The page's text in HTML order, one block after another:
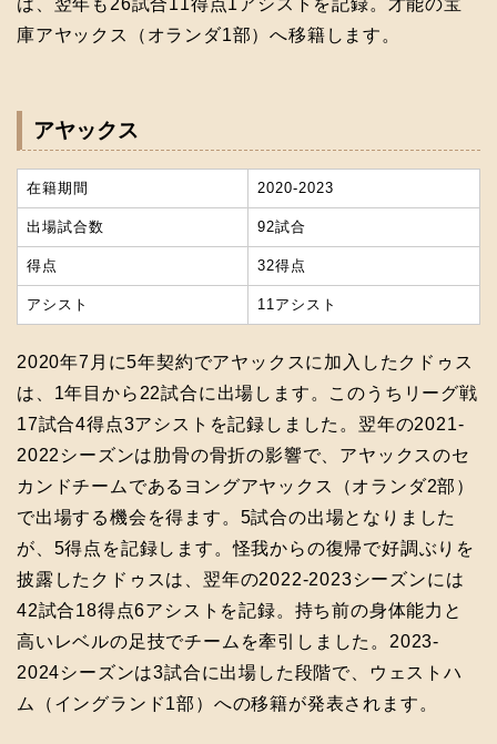
庫アヤックス（オランダ1部）へ移籍します。
アヤックス
在籍期間 2020-2023
出場試合数 92試合
得点 32得点
アシスト 11アシスト
2020年7月に5年契約でアヤックスに加入したクドゥス
は、1年目から22試合に出場します。このうちリーグ戦
17試合4得点3アシストを記録しました。翌年の2021-
2022シーズンは肋骨の骨折の影響で、アヤックスのセ
カンドチームであるヨングアヤックス（オランダ2部）
で出場する機会を得ます。5試合の出場となりました
が、5得点を記録します。怪我からの復帰で好調ぶりを
披露したクドゥスは、翌年の2022-2023シーズンには
42試合18得点6アシストを記録。持ち前の身体能力と
高いレベルの足技でチームを牽引しました。2023-
2024シーズンは3試合に出場した段階で、ウェストハ
ム（イングランド1部）への移籍が発表されます。